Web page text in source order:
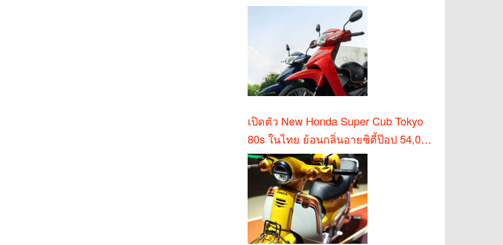
บาท
เปิดตัว New Honda Super Cub Tokyo
80s ในไทย ย้อนกลิ่นอายซิตี้ป๊อป 54,000
บาท